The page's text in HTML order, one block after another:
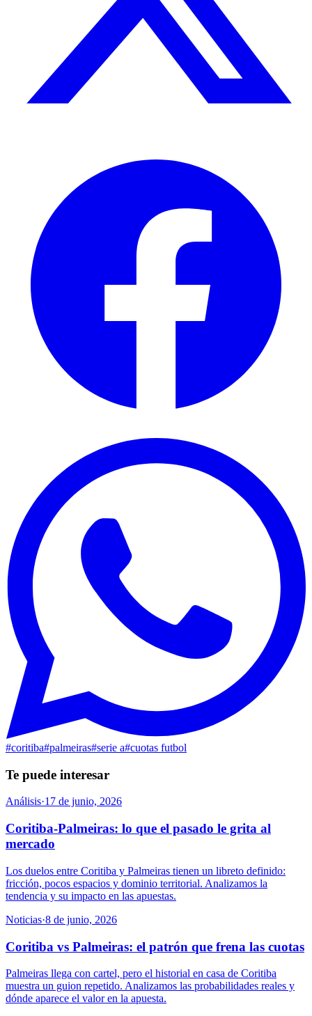
#coritiba#palmeiras#serie a#cuotas futbol
Te puede interesar
Análisis·17 de junio, 2026
Coritiba-Palmeiras: lo que el pasado le grita al
mercado
Los duelos entre Coritiba y Palmeiras tienen un libreto definido:
fricción, pocos espacios y dominio territorial. Analizamos la
tendencia y su impacto en las apuestas.
Noticias·8 de junio, 2026
Coritiba vs Palmeiras: el patrón que frena las cuotas
Palmeiras llega con cartel, pero el historial en casa de Coritiba
muestra un guion repetido. Analizamos las probabilidades reales y
dónde aparece el valor en la apuesta.